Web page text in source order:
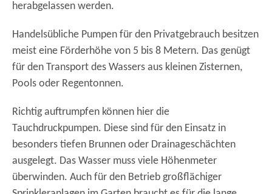
herabgelassen werden.
Handelsübliche Pumpen für den Privatgebrauch besitzen
meist eine Förderhöhe von 5 bis 8 Metern. Das genügt
für den Transport des Wassers aus kleinen Zisternen,
Pools oder Regentonnen.
Richtig auftrumpfen können hier die
Tauchdruckpumpen. Diese sind für den Einsatz in
besonders tiefen Brunnen oder Drainageschächten
ausgelegt. Das Wasser muss viele Höhenmeter
überwinden. Auch für den Betrieb großflächiger